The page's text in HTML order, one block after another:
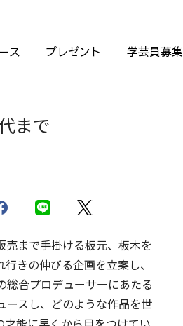
ス プレゼント 学芸員募集
まで
まで手掛ける板元、板木を
きの伸びる企画を立案し、
合プロデューサーにあたる
ースし、どのような作品を世